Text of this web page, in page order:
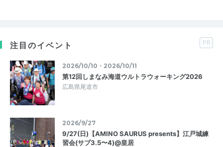
注目のイベント PR
2026/10/10・2026/10/11
第12回しまなみ海道ウルトラウォーキング2026
広島県尾道市
2026/9/27
9/27(日)【AMINO SAURUS presents】江戸城練
習会(サブ3.5〜4)@皇居